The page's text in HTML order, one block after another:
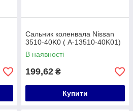
Сальник коленвала Nissan
3510-40K0 ( A-13510-40K01)
В наявності
199,62 ₴
Купити